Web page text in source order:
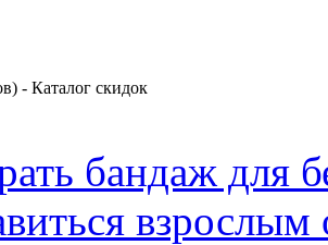
- Каталог скидок
бандаж для